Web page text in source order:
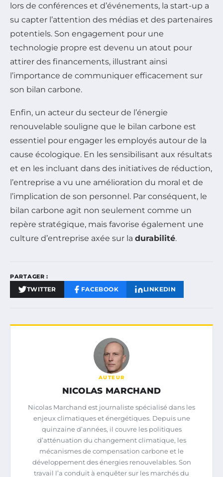
lors de conférences et d’événements, la start-up a
su capter l’attention des médias et des partenaires
potentiels. Son engagement pour une
technologie propre est devenu un atout pour
attirer des financements, illustrant ainsi
l’importance de communiquer efficacement sur
son bilan carbone.
Enfin, un acteur du secteur de l’énergie
renouvelable souligne que le bilan carbone est
essentiel pour engager les employés autour de la
cause écologique. En les sensibilisant aux résultats
et en les incluant dans des initiatives de réduction,
l’entreprise a vu une amélioration du moral et de
l’implication de son personnel. Par conséquent, le
bilan carbone agit non seulement comme un
repère stratégique, mais favorise également une
culture d’entreprise axée sur la durabilité.
PARTAGER :
TWITTER FACEBOOK LINKEDIN
AUTEUR
NICOLAS MARCHAND
Nicolas Marchand est journaliste spécialisé dans les
enjeux climatiques et énergétiques. Depuis une
quinzaine d’années, il couvre les politiques
d’atténuation du changement climatique, les
mécanismes de compensation carbone et le
développement des énergies renouvelables. Son
travail l’a conduit à enquêter sur les marchés du